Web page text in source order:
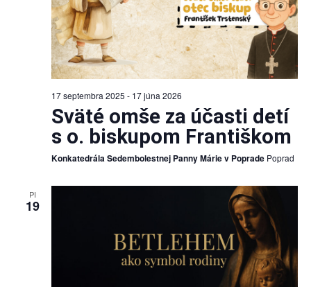
17 septembra 2025 - 17 júna 2026
Sväté omše za účasti detí
s o. biskupom Františkom
Konkatedrála Sedembolestnej Panny Márie v Poprade Poprad
PI
19